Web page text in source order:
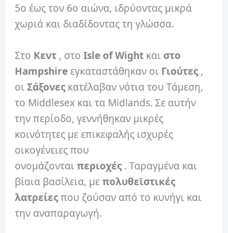
5ο έως τον 6ο αιώνα, ιδρύοντας μικρά
χωριά και διαδίδοντας τη γλώσσα.
Στο Κεντ , στοIsle of Wight και στο
Hampshire εγκαταστάθηκαν οι Γιούτες,
οιΣάξονεςκατέλαβαν νότια του Τάμεση,
το Middlesex και τα Midlands. Σε αυτήν
την περίοδο, γεννήθηκαν μικρές
κοινότητες με επικεφαλής ισχυρές
οικογένειες που
ονομάζονταιπεριοχές. Ταραγμένα και
βίαια βασίλεια, μεπολυθεϊστικές
λατρείεςπου ζούσαν από το κυνήγι και
την αναπαραγωγή.